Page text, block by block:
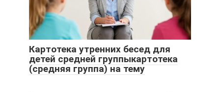
Картотека утренних бесед для
детей средней группыкартотека
(средняя группа) на тему